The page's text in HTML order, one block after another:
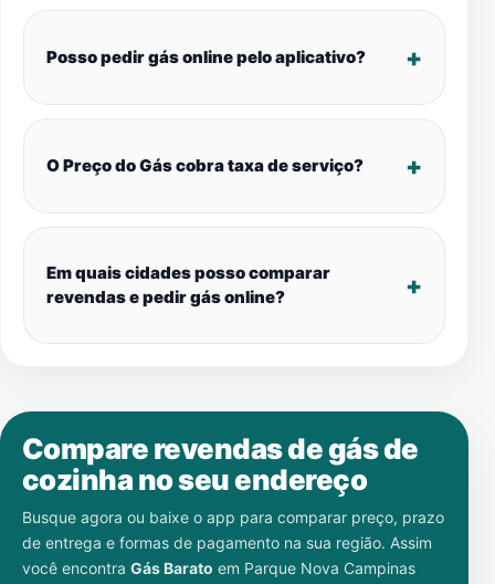
Posso pedir gás online pelo aplicativo?
O Preço do Gás cobra taxa de serviço?
Em quais cidades posso comparar
revendas e pedir gás online?
Compare revendas de gás de
cozinha no seu endereço
Busque agora ou baixe o app para comparar preço, prazo
de entrega e formas de pagamento na sua região. Assim
você encontra Gás Barato em Parque Nova Campinas